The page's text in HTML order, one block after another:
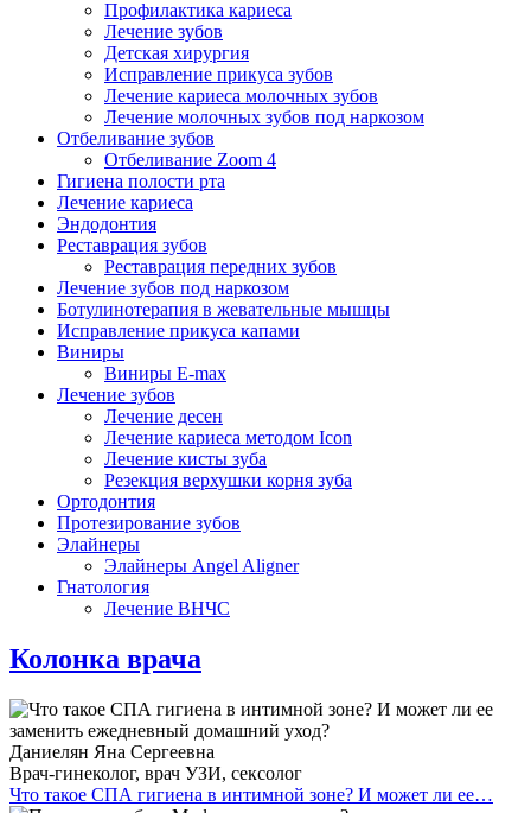
Профилактика кариеса
Лечение зубов
Детская хирургия
Исправление прикуса зубов
Лечение кариеса молочных зубов
Лечение молочных зубов под наркозом
Отбеливание зубов
Отбеливание Zoom 4
Гигиена полости рта
Лечение кариеса
Эндодонтия
Реставрация зубов
Реставрация передних зубов
Лечение зубов под наркозом
Ботулинотерапия в жевательные мышцы
Исправление прикуса капами
Виниры
Виниры E-max
Лечение зубов
Лечение десен
Лечение кариеса методом Icon
Лечение кисты зуба
Резекция верхушки корня зуба
Ортодонтия
Протезирование зубов
Элайнеры
Элайнеры Angel Aligner
Гнатология
Лечение ВНЧС
Колонка врача
Даниелян Яна Сергеевна
Врач-гинеколог, врач УЗИ, сексолог
Что такое СПА гигиена в интимной зоне? И может ли ее…